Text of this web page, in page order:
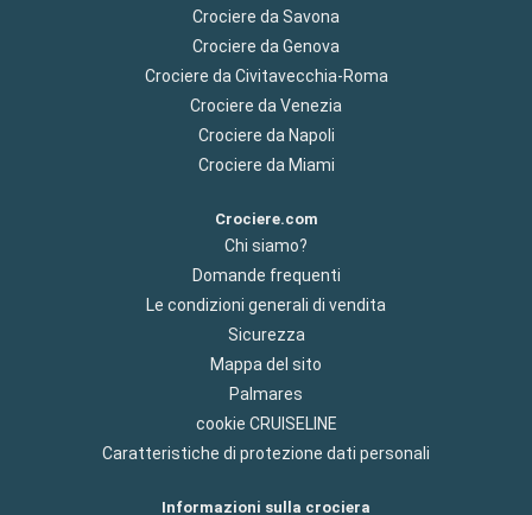
Crociere da Savona
Crociere da Genova
Crociere da Civitavecchia-Roma
Crociere da Venezia
Crociere da Napoli
Crociere da Miami
Crociere.com
Chi siamo?
Domande frequenti
Le condizioni generali di vendita
Sicurezza
Mappa del sito
Palmares
cookie CRUISELINE
Caratteristiche di protezione dati personali
Informazioni sulla crociera